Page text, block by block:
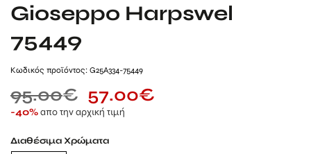
Gioseppo Harpswel
75449
Kωδικός προϊόντος: G25A334-75449
95.00€ 57.00€
-40%απο την αρχική τιμή
Διαθέσιμα Χρώματα